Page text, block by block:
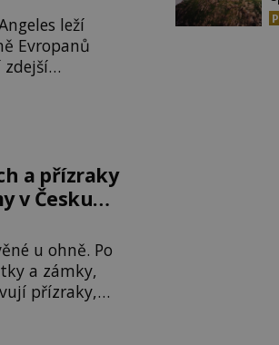
leží
Evropanů
zdejší
někteří z
a přízraky
v Česku
u ohně. Po
a zámky,
přízraky,
dějí